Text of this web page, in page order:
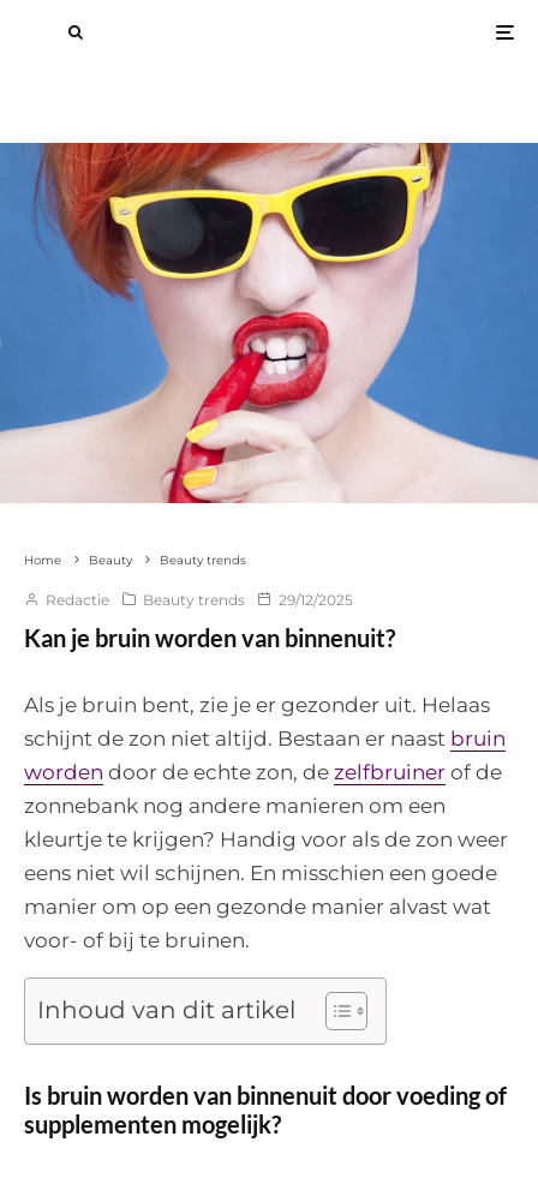
Home Beauty Beauty trends
Redactie Beauty trends 29/12/2025
Kan je bruin worden van binnenuit?
Als je bruin bent, zie je er gezonder uit. Helaas
schijnt de zon niet altijd. Bestaan er naast bruin
worden door de echte zon, de zelfbruiner of de
zonnebank nog andere manieren om een
kleurtje te krijgen? Handig voor als de zon weer
eens niet wil schijnen. En misschien een goede
manier om op een gezonde manier alvast wat
voor- of bij te bruinen.
Inhoud van dit artikel
Is bruin worden van binnenuit door voeding of
supplementen mogelijk?